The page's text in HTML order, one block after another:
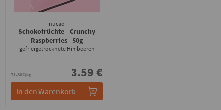
nucao
Schokofrüchte - Crunchy
Raspberries- 50g
gefriergetrocknete Himbeeren
71.80€/kg 3.59 €
In den Warenkorb